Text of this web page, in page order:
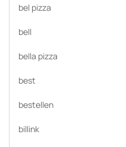
bel pizza
bell
bella pizza
best
bestellen
billink